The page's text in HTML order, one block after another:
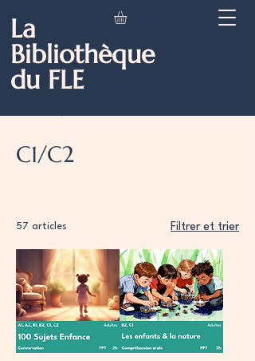
La
Bibliothèque
du FLE
C1/C2
57 articles Filtrer et trier